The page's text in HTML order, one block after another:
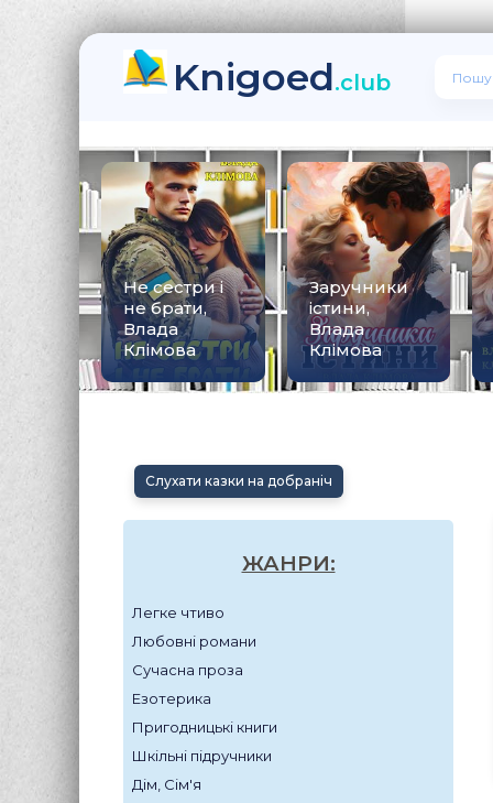
Knigoed.club
Не сестри і
не брати,
Влада
Клімова
Заручники
істини,
Влада
Клімова
Слухати казки на добраніч
ЖАНРИ:
Легке чтиво
Любовні романи
Сучасна проза
Езотерика
Пригодницькі книги
Шкільні підручники
Дім, Сім'я